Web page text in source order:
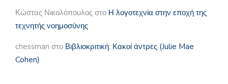
Κώστας Νικολόπουλος στο Η λογοτεχνία στην εποχή της
τεχνητής νοημοσύνης
chessman στο Βιβλιοκριτική: Κακοί άντρες (Julie Mae
Cohen)